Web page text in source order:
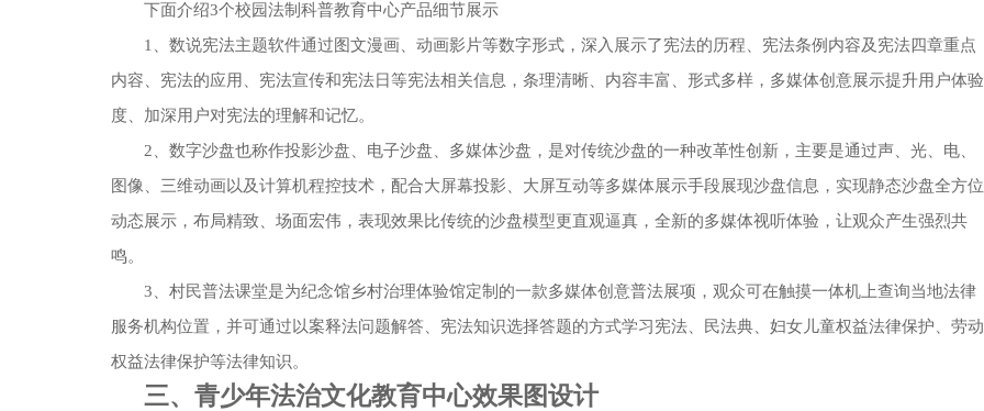
下面介绍3个校园法制科普教育中心产品细节展示
1、数说宪法主题软件通过图文漫画、动画影片等数字形式，深入展示了宪法的历程、宪法条例内容及宪法四章重点
内容、宪法的应用、宪法宣传和宪法日等宪法相关信息，条理清晰、内容丰富、形式多样，多媒体创意展示提升用户体验
度、加深用户对宪法的理解和记忆。
2、数字沙盘也称作投影沙盘、电子沙盘、多媒体沙盘，是对传统沙盘的一种改革性创新，主要是通过声、光、电、
图像、三维动画以及计算机程控技术，配合大屏幕投影、大屏互动等多媒体展示手段展现沙盘信息，实现静态沙盘全方位
动态展示，布局精致、场面宏伟，表现效果比传统的沙盘模型更直观逼真，全新的多媒体视听体验，让观众产生强烈共
鸣。
3、村民普法课堂是为纪念馆乡村治理体验馆定制的一款多媒体创意普法展项，观众可在触摸一体机上查询当地法律
服务机构位置，并可通过以案释法问题解答、宪法知识选择答题的方式学习宪法、民法典、妇女儿童权益法律保护、劳动
权益法律保护等法律知识。
三、青少年法治文化教育中心效果图设计